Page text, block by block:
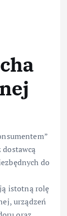
do
istotną rolę
urządzeń